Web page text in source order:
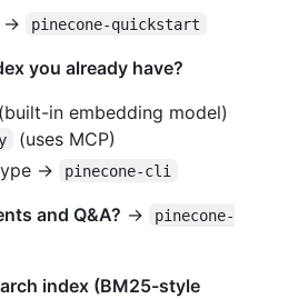
→ pinecone-quickstart
you already have?
in embedding model)
(uses MCP)
→
pinecone-cli
and Q&A? →
pinecone-
index (BM25-style